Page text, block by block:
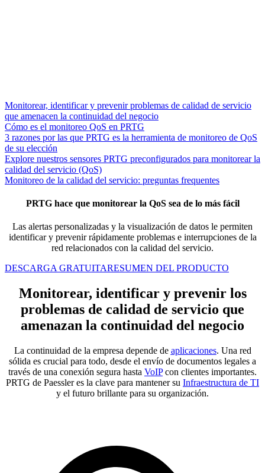
Monitorear, identificar y prevenir problemas de calidad de servicio
que amenacen la continuidad del negocio
Cómo es el monitoreo QoS en PRTG
3 razones por las que PRTG es la herramienta de monitoreo de QoS
de su elección
Explore nuestros sensores PRTG preconfigurados para monitorear la
calidad del servicio (QoS)
Monitoreo de la calidad del servicio: preguntas frequentes
PRTG hace que monitorear la QoS sea de lo más fácil
Las alertas personalizadas y la visualización de datos le permiten
identificar y prevenir rápidamente problemas e interrupciones de la
red relacionados con la calidad del servicio.
DESCARGA GRATUITARESUMEN DEL PRODUCTO
Monitorear, identificar y prevenir los
problemas de calidad de servicio que
amenazan la continuidad del negocio
La continuidad de la empresa depende de aplicaciones. Una red
sólida es crucial para todo, desde el envío de documentos legales a
través de una conexión segura hasta VoIPcon clientes importantes.
PRTG de Paessler es la clave para mantener su Infraestructura de TI
y el futuro brillante para su organización.